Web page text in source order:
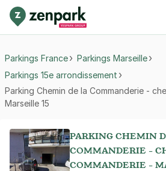
Parkings France
Parkings Marseille
Parkings 15e arrondissement
Parking Chemin de la Commanderie -
Marseille 15
PARKING CHEMIN
COMMANDERIE -
COMMANDERIE -